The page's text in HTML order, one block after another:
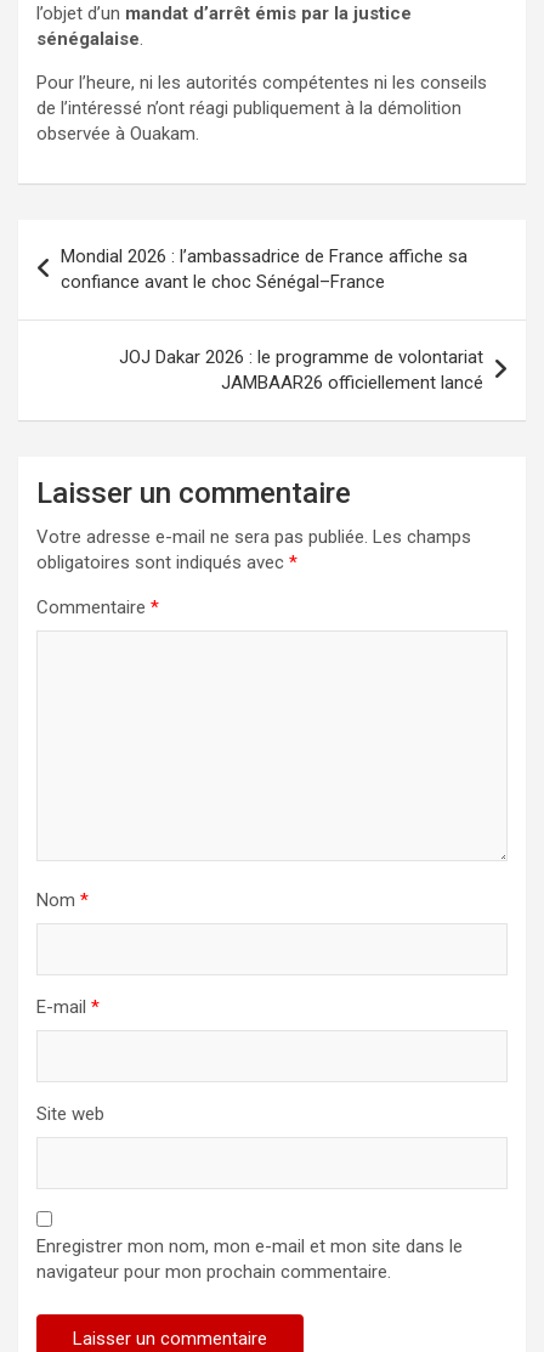
l’objet d’un mandat d’arrêt émis par la justice
sénégalaise.
Pour l’heure, ni les autorités compétentes ni les conseils
de l’intéressé n’ont réagi publiquement à la démolition
observée à Ouakam.
Mondial 2026 : l’ambassadrice de France affiche sa
confiance avant le choc Sénégal–France
JOJ Dakar 2026 : le programme de volontariat
JAMBAAR26 officiellement lancé
Laisser un commentaire
Votre adresse e-mail ne sera pas publiée. Les champs
obligatoires sont indiqués avec *
Commentaire *
Nom *
E-mail *
Site web
Enregistrer mon nom, mon e-mail et mon site dans le
navigateur pour mon prochain commentaire.